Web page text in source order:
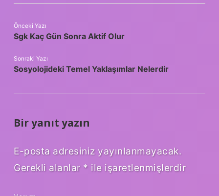
Önceki Yazı
Sgk Kaç Gün Sonra Aktif Olur
Sonraki Yazı
Sosyolojideki Temel Yaklaşımlar Nelerdir
Bir yanıt yazın
E-posta adresiniz yayınlanmayacak.
Gerekli alanlar * ile işaretlenmişlerdir